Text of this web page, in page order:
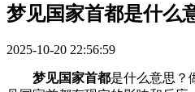
梦见国家首都是什么
2025-10-20 22:56:59
梦见国家首都是什么意思？